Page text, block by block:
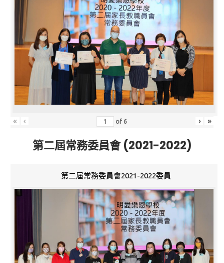
« ‹ of 6 › »
第二屆常務委員會 (2021-2022)
第二屆常務委員會2021-2022委員